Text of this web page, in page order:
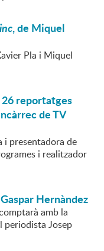
, de Miquel
Pla i Miquel
reportatges
de TV
i presentadora de
i realitzador
Hernàndez
amb la
periodista Josep